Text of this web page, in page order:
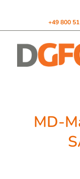
+49 800
MD-